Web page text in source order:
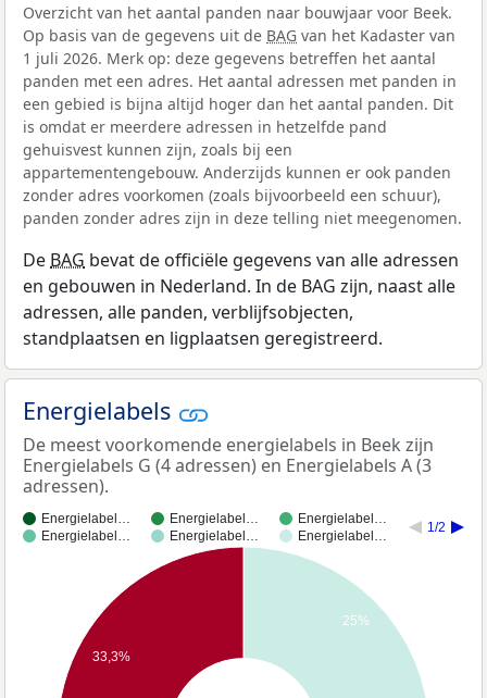
Overzicht van het aantal panden naar bouwjaar voor Beek.
Op basis van de gegevens uit de BAG van het Kadaster van
1 juli 2026. Merk op: deze gegevens betreffen het aantal
panden met een adres. Het aantal adressen met panden in
een gebied is bijna altijd hoger dan het aantal panden. Dit
is omdat er meerdere adressen in hetzelfde pand
gehuisvest kunnen zijn, zoals bij een
appartementengebouw. Anderzijds kunnen er ook panden
zonder adres voorkomen (zoals bijvoorbeeld een schuur),
panden zonder adres zijn in deze telling niet meegenomen.
De BAG bevat de officiële gegevens van alle adressen
en gebouwen in Nederland. In de BAG zijn, naast alle
adressen, alle panden, verblijfsobjecten,
standplaatsen en ligplaatsen geregistreerd.
Energielabels
De meest voorkomende energielabels in Beek zijn
Energielabels G (4 adressen) en Energielabels A (3
adressen).
Energielabel… Energielabel…
Energielabel…
Energielabel…
Energielabel… Energielabel…
1/2
25%
33,3%